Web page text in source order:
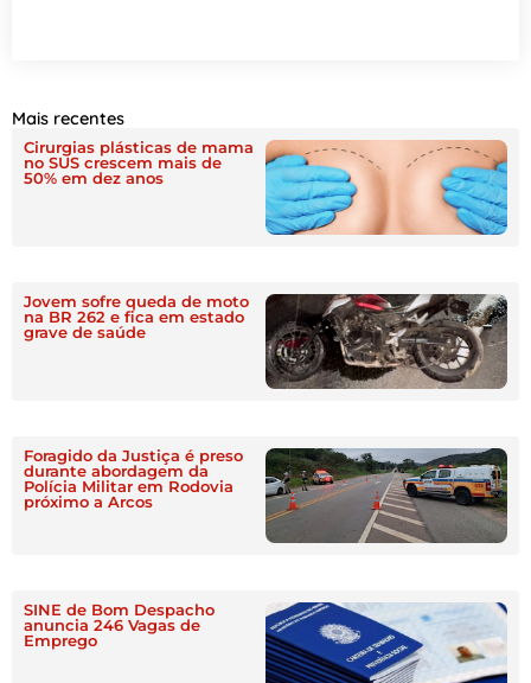
Mais recentes
Cirurgias plásticas de mama
no SUS crescem mais de
50% em dez anos
Jovem sofre queda de moto
na BR 262 e fica em estado
grave de saúde
Foragido da Justiça é preso
durante abordagem da
Polícia Militar em Rodovia
próximo a Arcos
SINE de Bom Despacho
anuncia 246 Vagas de
Emprego